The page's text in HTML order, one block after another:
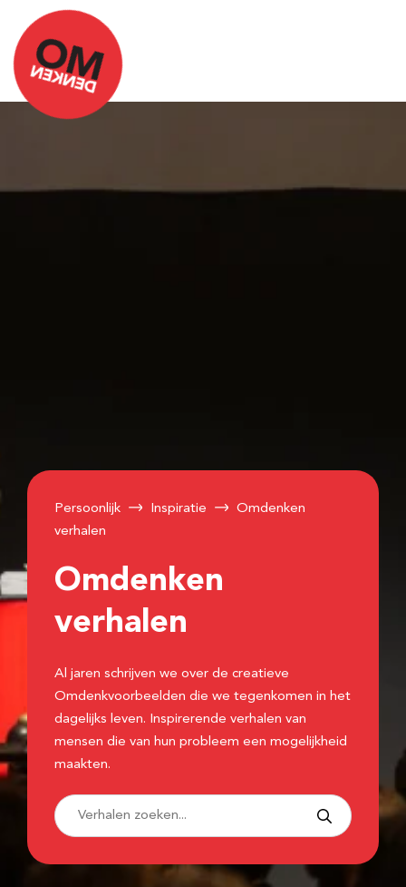
Persoonlijk Inspiratie
Omdenken
verhalen
Omdenken
verhalen
Al jaren schrijven we over de creatieve
Omdenkvoorbeelden die we tegenkomen in het
dagelijks leven. Inspirerende verhalen van
mensen die van hun probleem een mogelijkheid
maakten.